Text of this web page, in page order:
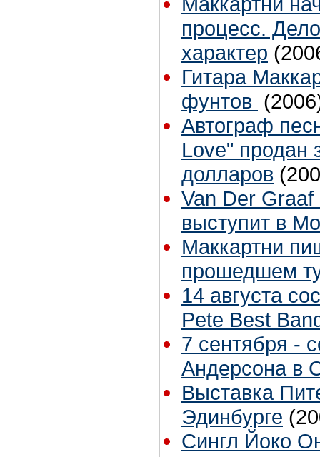
процесс.
характер
Гитара
фунтов
Автограф
Love" продан
долларов
Van Der
выступит в
Маккартни
прошедшем
14 августа
Pete Best
7 сентября -
Андерсона в
Выставка
Эдинбурге
Сингл Йоко